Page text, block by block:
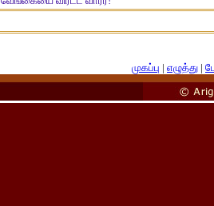
முகப்பு | எழுத்து |